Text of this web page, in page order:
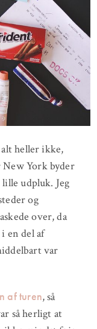
heller ikke,
York byder
udpluk. Jeg
og
over, da
en del af
var
af turen, så
så herligt at